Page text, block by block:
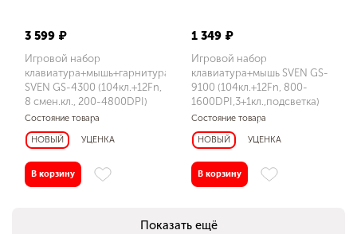
свыше 20 000 000
3 599 ₽
Игровой набор
клавиатура+мышь+гарнитура+коврик
SVEN GS-4300 (104кл.+12Fn,
8 смен.кл., 200-4800DPI)
Состояние товара
НОВЫЙ УЦЕНКА
В корзину
1 349 ₽
Игровой набор
клавиатура+мышь SVEN GS-
9100 (104кл.+12Fn, 800-
1600DPI,3+1кл.,подсветка)
Состояние товара
НОВЫЙ УЦЕНКА
В корзину
Показать ещё